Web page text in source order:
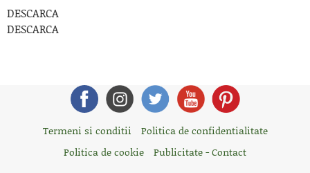
DESCARCA
DESCARCA
Termeni si conditii
Politica de confidentialitate
Politica de cookie
Publicitate - Contact